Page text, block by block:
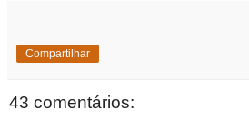
Compartilhar
43 comentários: